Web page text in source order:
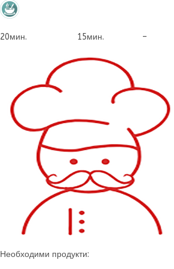
20мин. 15мин. –
Необходими продукти: